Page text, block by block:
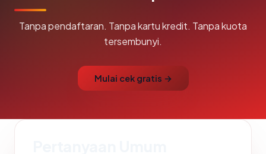
Tanpa pendaftaran. Tanpa kartu kredit. Tanpa kuota
tersembunyi.
Mulai cek gratis →